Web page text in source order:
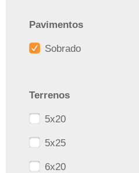
Pavimentos
Sobrado
Terrenos
5x20
5x25
6x20